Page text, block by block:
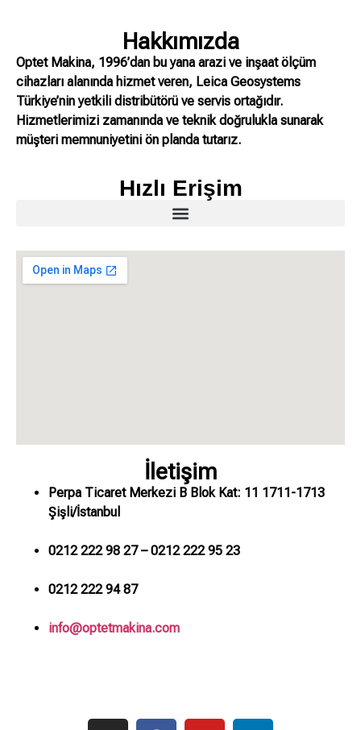
Hakkımızda
Optet Makina, 1996’dan bu yana arazi ve inşaat ölçüm
cihazları alanında hizmet veren, Leica Geosystems
Türkiye’nin yetkili distribütörü ve servis ortağıdır.
Hizmetlerimizi zamanında ve teknik doğrulukla sunarak
müşteri memnuniyetini ön planda tutarız.
Hızlı Erişim
İletişim
Perpa Ticaret Merkezi B Blok Kat: 11 1711-1713
Şişli/İstanbul
0212 222 98 27 – 0212 222 95 23
0212 222 94 87
info@optetmakina.com